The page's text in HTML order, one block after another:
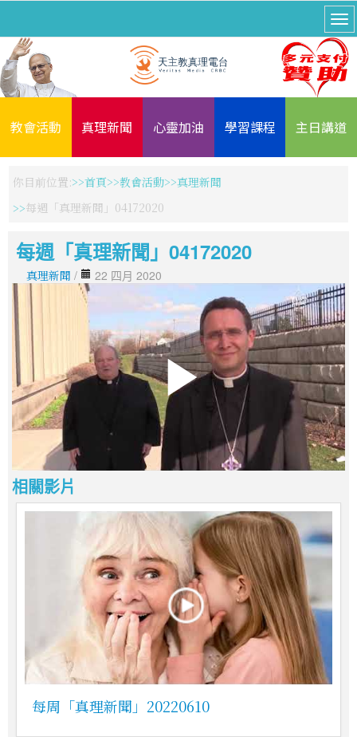
教會活動 真理新聞 心靈加油 學習課程 主日講道
你目前位置: 首頁 教會活動
真理新聞
每週「真理新聞」04172020
每週「真理新聞」04172020
真理新聞 / 22 四月 2020
相關影片
每周「真理新聞」20220610